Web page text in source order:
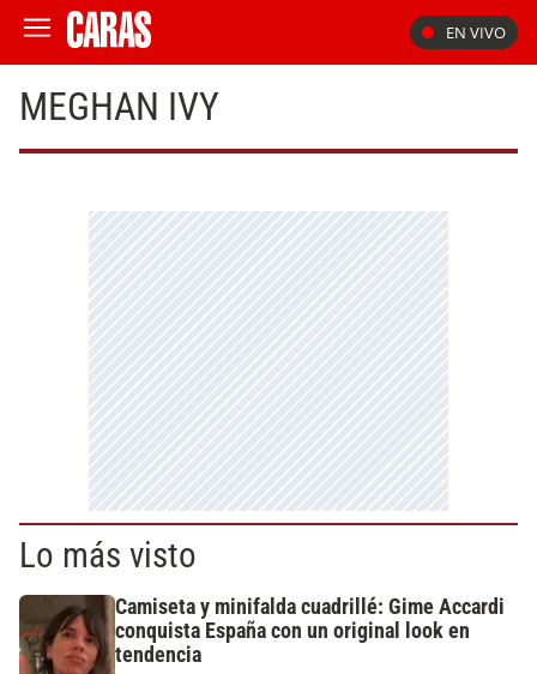
EN VIVO
MEGHAN IVY
Lo más visto
Camiseta y minifalda cuadrillé: Gime Accardi
conquista España con un original look en
tendencia